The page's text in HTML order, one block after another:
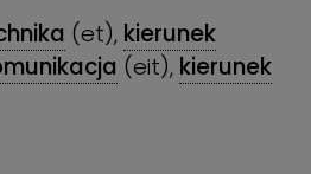
(et), kierunek
(eit), kierunek